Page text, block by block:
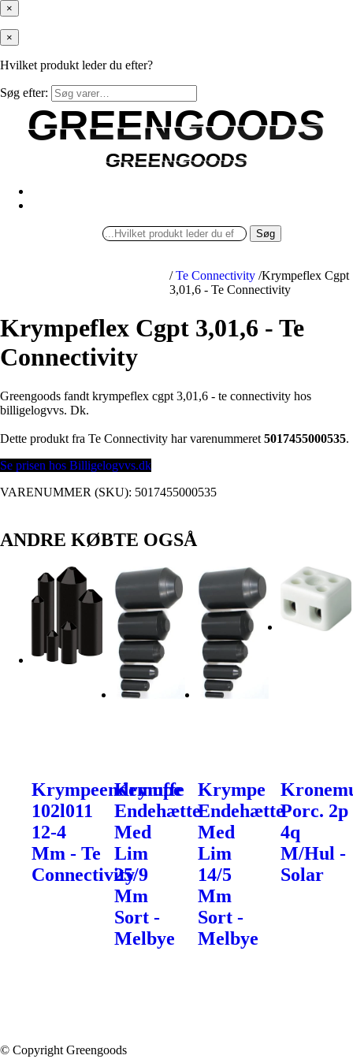
×
×
Hvilket produkt leder du efter?
Søg efter:
GREENGOODS
GREENGOODS
GREENGOODS
GREENGOODS
Søg
/ Te Connectivity /Krympeflex Cgpt
3,01,6 - Te Connectivity
Krympeflex Cgpt 3,01,6 - Te
Connectivity
Greengoods fandt krympeflex cgpt 3,01,6 - te connectivity hos
billigelogvvs. Dk.
Dette produkt fra Te Connectivity har varenummeret 5017455000535.
Se prisen hos Billigelogvvs.dk
VARENUMMER (SKU): 5017455000535
ANDRE KØBTE OGSÅ
Krympeendemuffe
102l011
12-4
Mm - Te
Connectivity
Krympe
Endehætte
Med
Lim
25/9
Mm
Sort -
Melbye
Krympe
Endehætte
Med
Lim
14/5
Mm
Sort -
Melbye
Porc. 2p
4q
M/Hul -
Solar
© Copyright Greengoods